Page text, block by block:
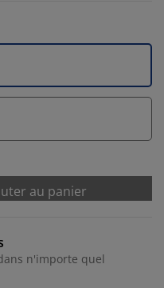
au panier
n'importe quel